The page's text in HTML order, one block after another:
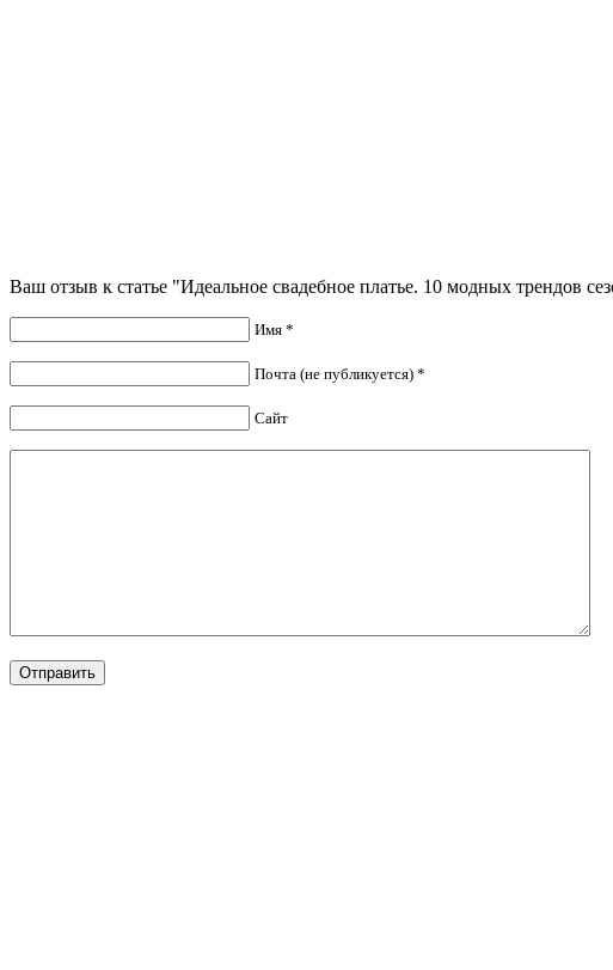
Ваш отзыв к статье "Идеальное свадебное платье. 10 модных трендов
Имя *
Почта (не публикуется) *
Сайт